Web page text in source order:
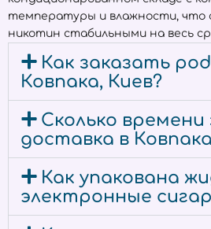
температуры и влажности, что
никотин стабильными на весь
Как заказать
Ковпака, Киев?
Сколько
доставка в
Как упакована
электронные